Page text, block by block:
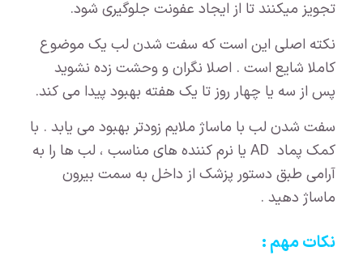
تجویز میکنند تا از ایجاد عفونت جلوگیری شود.
نکته اصلی این است که سفت شدن لب یک موضوع
کاملا شایع است . اصلا نگران و وحشت زده نشوید
پس از سه یا چهار روز تا یک هفته بهبود پیدا می کند.
سفت شدن لب با ماساژ ملایم زودتر بهبود می یابد . با
کمک پماد AD یا نرم کننده های مناسب ، لب ها را به
آرامی طبق دستور پزشک از داخل به سمت بیرون
ماساژ دهید .
نکات مهم :